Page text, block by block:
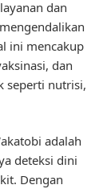
dan
ini mencakup
dan
seperti nutrisi,
adalah
deteksi dini
Dengan